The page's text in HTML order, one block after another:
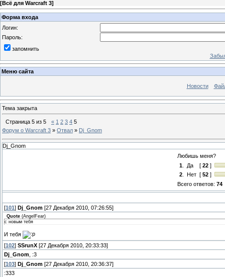
[Всё для Warcraft 3]
Форма входа
Логин:
Пароль:
запомнить
Меню сайта
Новости
Тема закрыта
Страница 5 из 5 « 1 2 3 4 5
Форум о Warcraft 3 » Отвал » Dj_Gnom
Dj_Gnom
Любишь меня?
1. Да [ 22]
2. Нет [ 52]
Всего ответов: 74
[101 ] Dj_Gnom [27 Декабря 2010, 07:26:55]
Quote (AngelFear)
с новым тебя
И тебя
[102] SSrunX [27 Декабря 2010, 20:33:33]
Dj_Gnom , :3
[103] Dj_Gnom [27 Декабря 2010, 20:36:37]
:333